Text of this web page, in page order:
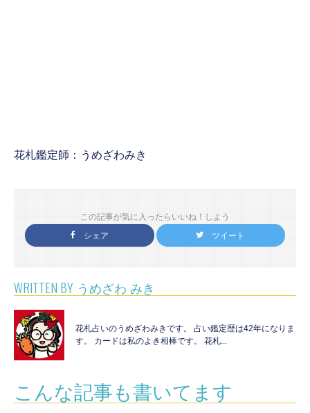
花札鑑定師：うめざわみき
この記事が気に入ったらいいね！しよう
シェア
ツイート
WRITTEN BY うめざわ みき
花札占いのうめざわみきです。 占い鑑定歴は42年になりま
す。 カードは私のよき相棒です。 花札...
こんな記事も書いてます